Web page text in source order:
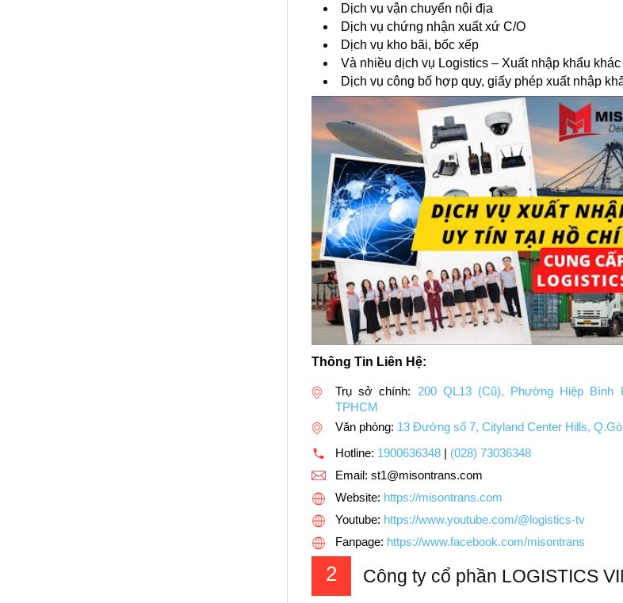
Dịch vụ vận chuyển nội địa
Dịch vụ chứng nhận xuất xứ C/O
Dịch vụ kho bãi, bốc xếp
Và nhiều dịch vụ Logistics – Xuất nhập khẩu khác
Dịch vụ công bố hợp quy, giấy phép xuất nhập
Thông Tin Liên Hệ:
Trụ sở chính: 200 QL13 (Cũ), Phường Hiệp
TPHCM
Văn phòng: 13 Đường số 7, Cityland Center Hills,
Hotline: 1900636348 | (028) 73036348
Email: st1@misontrans.com
Website: https://misontrans.com
Youtube: https://www.youtube.com/@logistics-tv
Fanpage: https://www.facebook.com/misontrans
2 Công ty cổ phần LOGISTICS